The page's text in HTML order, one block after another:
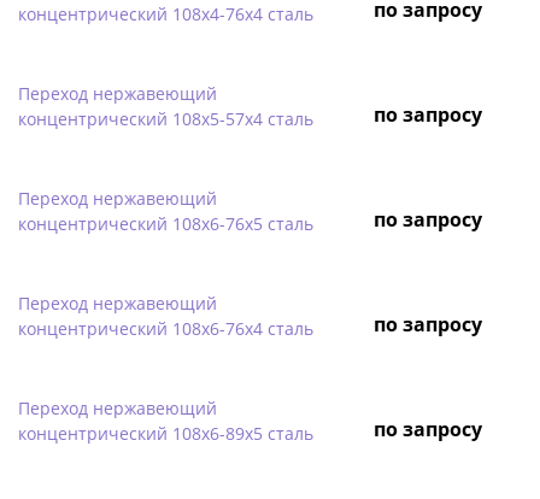
концентрический 108х4-76х4 сталь
по запросу
Переход нержавеющий
концентрический 108х5-57х4 сталь
по запросу
Переход нержавеющий
концентрический 108х6-76х5 сталь
по запросу
Переход нержавеющий
концентрический 108х6-76х4 сталь
по запросу
Переход нержавеющий
концентрический 108х6-89х5 сталь
по запросу